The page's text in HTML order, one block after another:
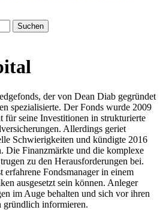
der von Dean Diab gegründet
spezialisierte. Der Fonds wurde 2009
für seine Investitionen in strukturierte
Allerdings geriet
Schwierigkeiten und kündigte 2016
Die Finanzmärkte und die komplexe
zu den Herausforderungen bei.
Fondsmanager in einem
ausgesetzt sein können. Anleger
im Auge behalten und sich vor ihren
gründlich informieren.